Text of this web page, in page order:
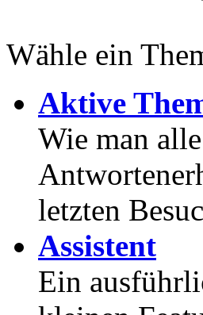
Wähle ein
Aktive
Wie man
letzten
Assistent
Ein